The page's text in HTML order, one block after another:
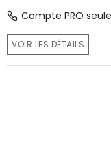
Compte PRO
VOIR LES DÉTAILS